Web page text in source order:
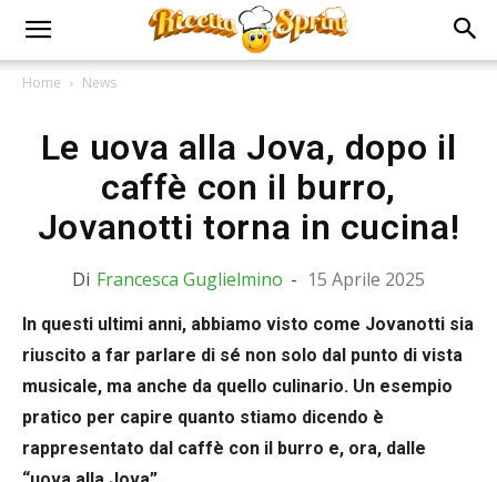
Home News
Le uova alla Jova, dopo il
caffè con il burro,
Jovanotti torna in cucina!
Di Francesca Guglielmino - 15 Aprile 2025
In questi ultimi anni, abbiamo visto come Jovanotti sia
riuscito a far parlare di sé non solo dal punto di vista
musicale, ma anche da quello culinario. Un esempio
pratico per capire quanto stiamo dicendo è
rappresentato dal caffè con il burro e, ora, dalle